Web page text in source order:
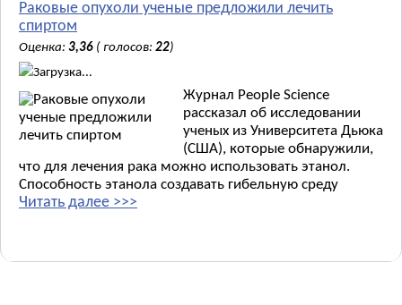
Раковые опухоли ученые предложили лечить
спиртом
Оценка: 3,36 ( голосов: 22)
Загрузка...
Журнал People Science
рассказал об исследовании
ученых из Университета Дьюка
(США), которые обнаружили,
что для лечения рака можно использовать этанол.
Способность этанола создавать гибельную среду
Читать далее >>>